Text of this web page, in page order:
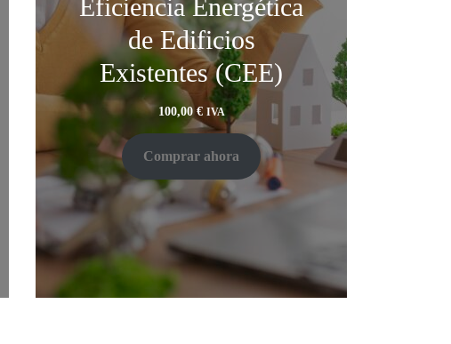
Eficiencia Energética
de Edificios
Existentes (CEE)
100,00 € IVA
Comprar ahora